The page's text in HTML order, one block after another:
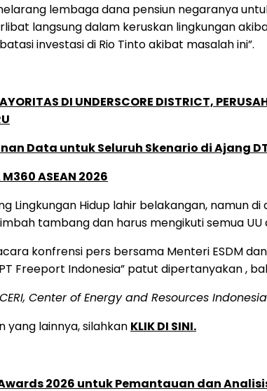
lembaga dana pensiun negaranya
langsung dalam keruskan lingkungan
investasi di Rio Tinto akibat masalah ini”.
DI UNDERSCORE DISTRICT,
Data untuk Seluruh Skenario di Ajang
ASEAN 2026
Lingkungan Hidup lahir belakangan, namun
tambang dan harus mengikuti semua
konfrensi pers bersama Menteri ESDM
Freeport Indonesia” patut dipertanyakan ,
Center of Energy and Resources Indonesia
yang lainnya, silahkan KLIK DI SINI.
2026 untuk Pemantauan dan